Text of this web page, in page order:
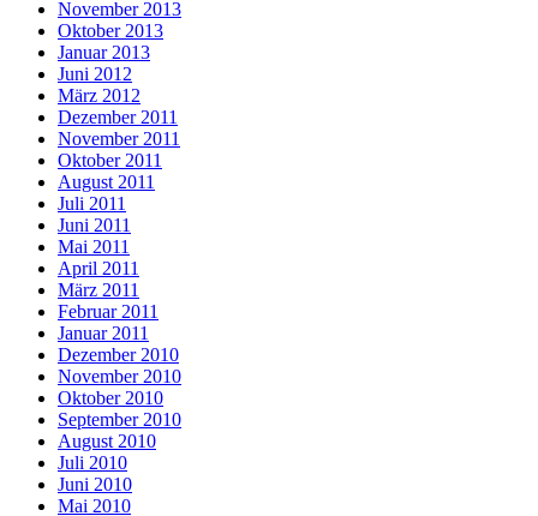
November 2013
Oktober 2013
Januar 2013
Juni 2012
März 2012
Dezember 2011
November 2011
Oktober 2011
August 2011
Juli 2011
Juni 2011
Mai 2011
April 2011
März 2011
Februar 2011
Januar 2011
Dezember 2010
November 2010
Oktober 2010
September 2010
August 2010
Juli 2010
Juni 2010
Mai 2010